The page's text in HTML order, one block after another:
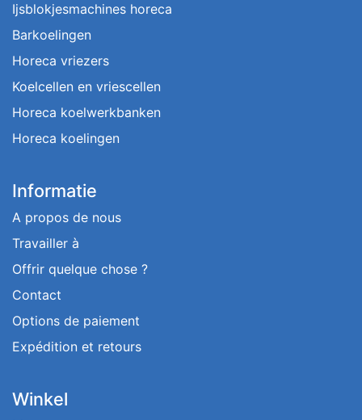
Ijsblokjesmachines horeca
Barkoelingen
Horeca vriezers
Koelcellen en vriescellen
Horeca koelwerkbanken
Horeca koelingen
Informatie
A propos de nous
Travailler à
Offrir quelque chose ?
Contact
Options de paiement
Expédition et retours
Winkel